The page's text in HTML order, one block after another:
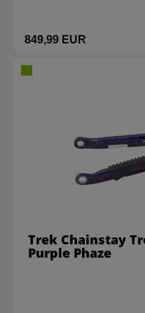
849,99 EUR
Trek Chainstay
Purple Phaze